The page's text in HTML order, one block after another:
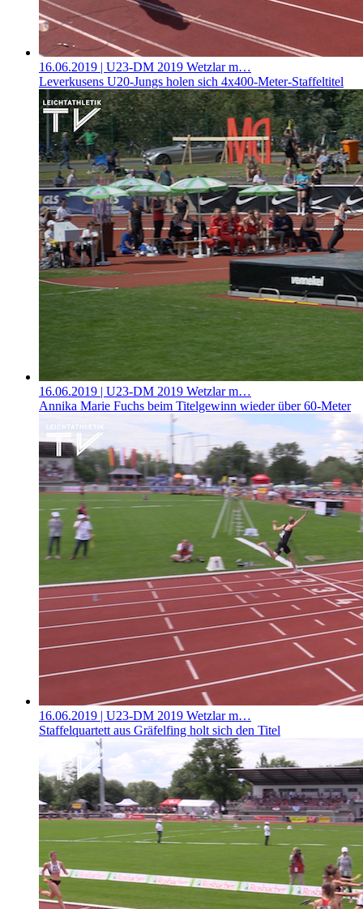
16.06.2019 | U23-DM 2019 Wetzlar m…
Leverkusens U20-Jungs holen sich 4x400-Meter-Staffeltitel
16.06.2019 | U23-DM 2019 Wetzlar m…
Annika Marie Fuchs beim Titelgewinn wieder über 60-Meter
16.06.2019 | U23-DM 2019 Wetzlar m…
Staffelquartett aus Gräfelfing holt sich den Titel